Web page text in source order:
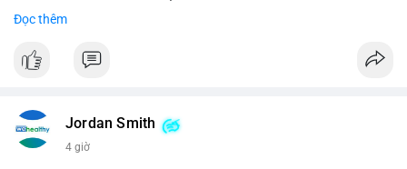
- Bill có thể ảnh hưởng pháp lý, hoạt động của các đồng tiền kỹ
$btc $eth
Đọc thêm
Jordan Smith
4 giờ